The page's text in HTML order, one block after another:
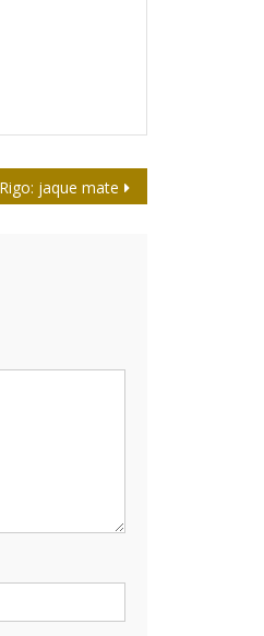
Rigo: jaque mate